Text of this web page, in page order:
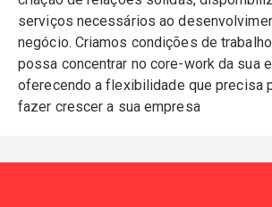
serviços necessários ao
negócio. Criamos condições de
possa concentrar no core-work da sua
oferecendo a flexibilidade que precisa
fazer crescer a sua empresa